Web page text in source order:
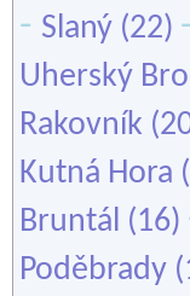
- Slaný (22) -
Uherský
Rakovník
Kutná Hora
Bruntál (16)
Poděbrady